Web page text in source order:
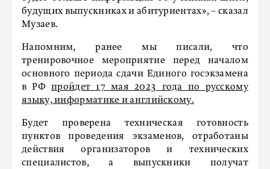
будущих выпускниках и абитуриентах», – сказал
Музаев.
Напомним, ранее мы писали, что
тренировочное мероприятие перед началом
основного периода сдачи Единого госэкзамена
в РФпройдет 17 мая 2023 года по русскому
языку, информатике и английскому.
Будет проверена техническая готовность
пунктов проведения экзаменов, отработаны
действия организаторов и технических
специалистов, а выпускники получат